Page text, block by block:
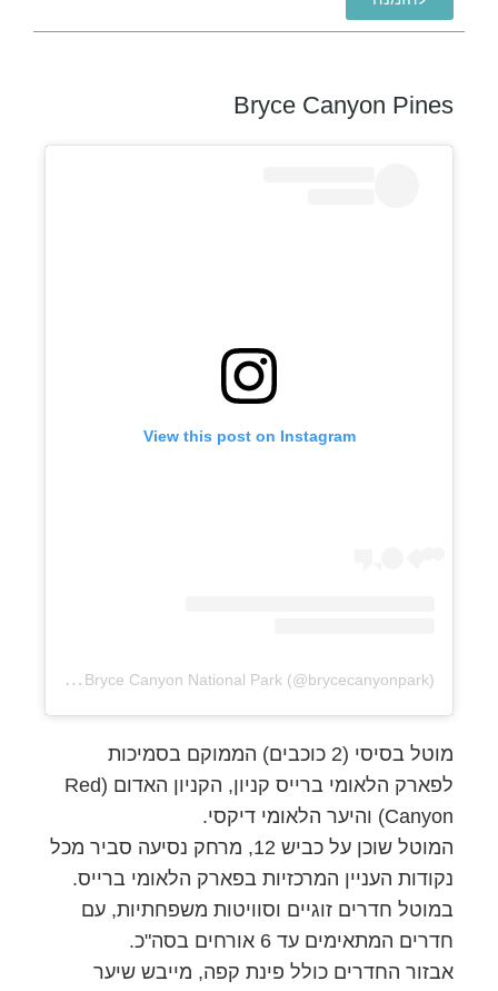
Bryce Canyon Pines
View this post on Instagram
A
post shared by Bryce Canyon National Park (@brycecanyonpark)
מוטל בסיסי (2 כוכבים) הממוקם בסמיכות
לפארק הלאומי ברייס קניון, הקניון האדום (Red
Canyon) והיער הלאומי דיקסי.
המוטל שוכן על כביש 12, מרחק נסיעה סביר מכל
נקודות העניין המרכזיות בפארק הלאומי ברייס.
במוטל חדרים זוגיים וסוויטות משפחתיות, עם
חדרים המתאימים עד 6 אורחים בסה"כ.
אבזור החדרים כולל פינת קפה, מייבש שיער